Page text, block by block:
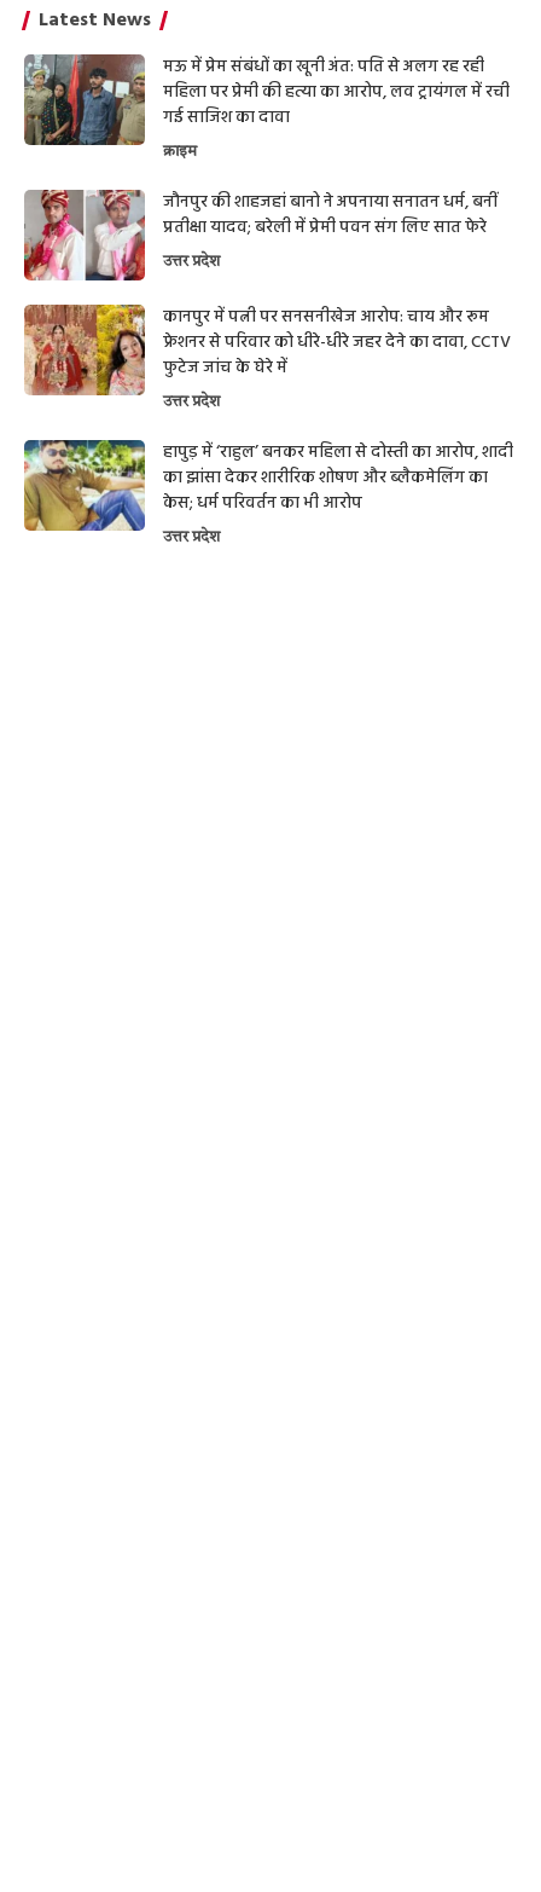
Latest News
मऊ में प्रेम संबंधों का खूनी अंत: पति से अलग रह रही
महिला पर प्रेमी की हत्या का आरोप, लव ट्रायंगल में रची
गई साजिश का दावा
क्राइम
जौनपुर की शाहजहां बानो ने अपनाया सनातन धर्म, बनीं
प्रतीक्षा यादव; बरेली में प्रेमी पवन संग लिए सात फेरे
उत्तर प्रदेश
कानपुर में पत्नी पर सनसनीखेज आरोप: चाय और रूम
फ्रेशनर से परिवार को धीरे-धीरे जहर देने का दावा, CCTV
फुटेज जांच के घेरे में
उत्तर प्रदेश
हापुड़ में ‘राहुल’ बनकर महिला से दोस्ती का आरोप, शादी
का झांसा देकर शारीरिक शोषण और ब्लैकमेलिंग का
केस; धर्म परिवर्तन का भी आरोप
उत्तर प्रदेश